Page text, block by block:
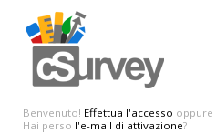
Benvenuto! Effettua l'accesso oppure
Hai perso l'e-mail di attivazione?